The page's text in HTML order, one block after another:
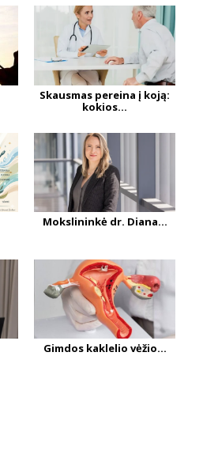
Skausmas pereina į koją:
kokios...
Mokslininkė dr. Diana...
Gimdos kaklelio vėžio...